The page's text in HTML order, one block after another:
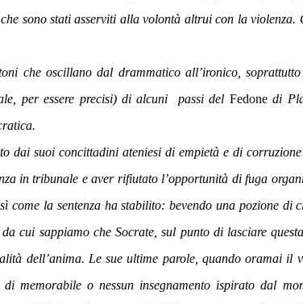
sono stati asserviti alla volontà altrui con la violenza.
che oscillano dal drammatico all’ironico,
per essere precisi) di alcuni passi del Fedonedi
dai suoi concittadini ateniesi di empietà e di
in tribunale e aver rifiutato l’opportunità di fuga
come la sentenza ha stabilito: bevendo una pozione di
cui sappiamo che Socrate, sul punto di lasciare
dell’anima. Le sue ultime parole, quando oramai il
memorabile o nessun insegnamento ispirato dal